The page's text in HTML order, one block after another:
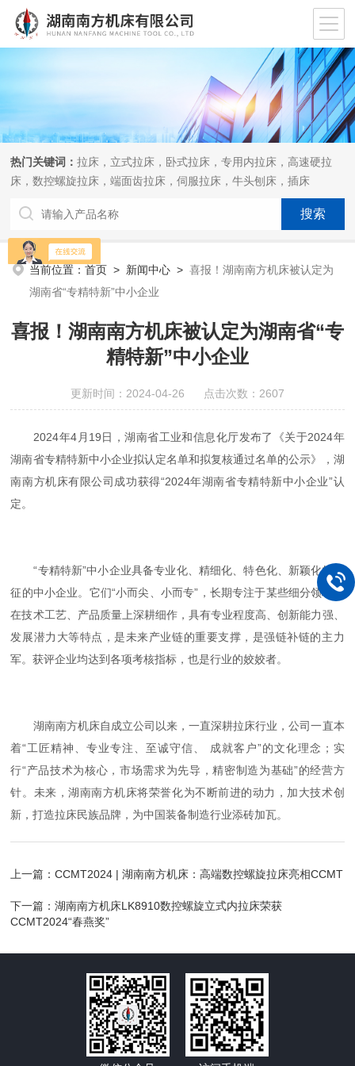
热门关键词：拉床，立式拉床，卧式拉床，专用内拉床，高速硬拉
床，数控螺旋拉床，端面齿拉床，伺服拉床，牛头刨床，插床
当前位置：首页 > 新闻中心 >喜报！湖南南方机床被认定为
湖南省“专精特新”中小企业
喜报！湖南南方机床被认定为湖南省“专
精特新”中小企业
更新时间：2024-04-26 点击次数：2607
2024年4月19日，湖南省工业和信息化厅发布了《关于2024年
湖南省专精特新中小企业拟认定名单和拟复核通过名单的公示》，湖
南南方机床有限公司成功获得“2024年湖南省专精特新中小企业”认
定。
“专精特新”中小企业具备专业化、精细化、特色化、新颖化的特
征的中小企业。它们“小而尖、小而专”，长期专注于某些细分领域，
在技术工艺、产品质量上深耕细作，具有专业程度高、创新能力强、
发展潜力大等特点，是未来产业链的重要支撑，是强链补链的主力
军。获评企业均达到各项考核指标，也是行业的姣姣者。
湖南南方机床自成立公司以来，一直深耕拉床行业，公司一直本
着“工匠精神、专业专注、至诚守信、 成就客户”的文化理念；实
行“产品技术为核心，市场需求为先导，精密制造为基础”的经营方
针。未来，湖南南方机床将荣誉化为不断前进的动力，加大技术创
新，打造拉床民族品牌，为中国装备制造行业添砖加瓦。
上一篇：CCMT2024 | 湖南南方机床：高端数控螺旋拉床亮相CCMT
下一篇：湖南南方机床LK8910数控螺旋立式内拉床荣获
CCMT2024“春燕奖”